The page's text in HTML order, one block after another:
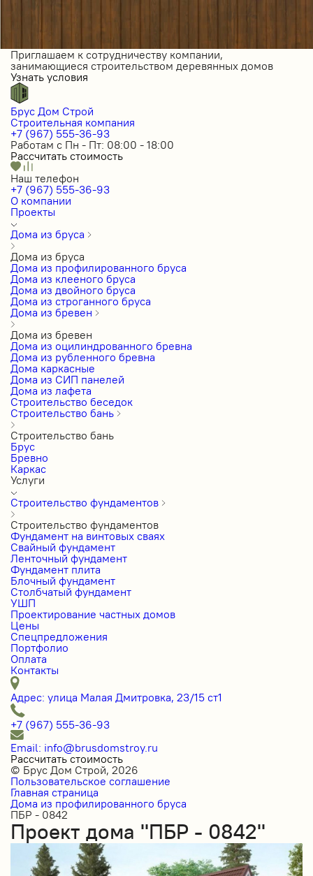
Приглашаем к сотрудничеству компании,
занимающиеся строительством деревянных домов
Узнать условия
Брус Дом Строй
Строительная компания
+7 (967) 555-36-93
Работам с Пн - Пт: 08:00 - 18:00
Рассчитать стоимость
Наш телефон
+7 (967) 555-36-93
О компании
Проекты
Дома из бруса
Дома из бруса
Дома из профилированного бруса
Дома из клееного бруса
Дома из двойного бруса
Дома из строганного бруса
Дома из бревен
Дома из бревен
Дома из оцилиндрованного бревна
Дома из рубленного бревна
Дома каркасные
Дома из СИП панелей
Дома из лафета
Строительство беседок
Строительство бань
Строительство бань
Брус
Бревно
Каркас
Услуги
Строительство фундаментов
Строительство фундаментов
Фундамент на винтовых сваях
Свайный фундамент
Ленточный фундамент
Фундамент плита
Блочный фундамент
Столбчатый фундамент
УШП
Проектирование частных домов
Цены
Спецпредложения
Портфолио
Оплата
Контакты
Адрес: улица Малая Дмитровка, 23/15 ст1
+7 (967) 555-36-93
Email: info@brusdomstroy.ru
Рассчитать стоимость
© Брус Дом Строй, 2026
Пользовательское соглашение
Главная страница
Дома из профилированного бруса
ПБР - 0842
Проект дома "ПБР - 0842"